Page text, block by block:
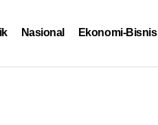
Nasional Ekonomi-Bisnis